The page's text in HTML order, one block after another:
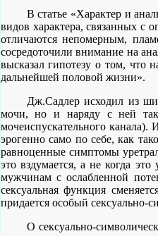
В статье «Характер и
видов характера, связанных
отличаются непомерным,
сосредоточили внимание на
высказал гипотезу о том, что
дальнейшей половой жизни».
Дж.Садлер исходил из
мочи, но и наряду с ней
мочеиспускательного
эрогенно само по себе, как
равноценные симптомы
это вздумается, а не когда
мужчинам с ослабленной
сексуальная функция
придается особый сексуально-
О сексуально-